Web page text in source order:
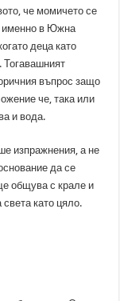
че момичето се
именно в Южна
деца като
въпрос защо
че, така или
и вода.
изпражнения, а не
да се
общува с крале и
като цяло.